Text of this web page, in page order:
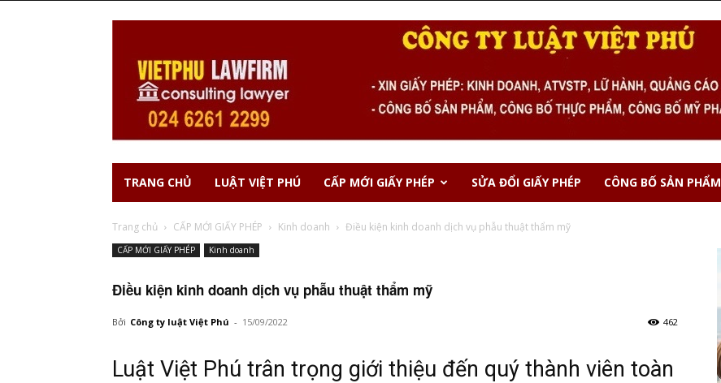
TRANG CHỦ LUẬT VIỆT PHÚ CẤP MỚI GIẤY PHÉP SỬA ĐỔI GIẤY PHÉP CÔNG BỐ SẢN PHẨM
Trang chủ CẤP MỚI GIẤY PHÉP Kinh doanh Điều kiện kinh doanh dịch vụ phẫu thuật thẩm mỹ
CẤP MỚI GIẤY PHÉP Kinh doanh
Điều kiện kinh doanh dịch vụ phẫu thuật thẩm mỹ
Bởi Công ty luật Việt Phú - 15/09/2022 462
Luật Việt Phú trân trọng giới thiệu đến quý thành viên toàn